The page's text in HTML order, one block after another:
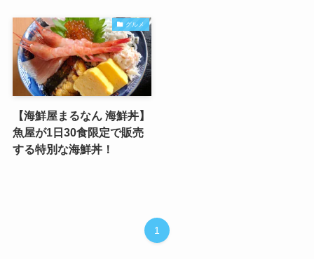
グルメ
【海鮮屋まるなん 海鮮丼】
魚屋が1日30食限定で販売
する特別な海鮮丼！
1